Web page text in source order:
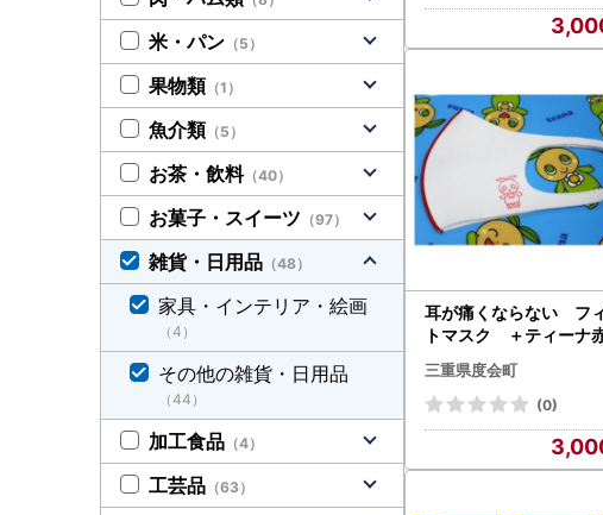
耳が痛くならない フ
トマスク ＋ティーナ
ライン入り Lサイズ 2
枚セット／ネイション産
三重県 度会町 伊勢
摩
三重県度会町
(0)
米・パン （5）
果物類 （1）
魚介類 （5）
お茶・飲料（40）
お菓子・スイーツ （97）
雑貨・日用品 （48）
家具・インテリア・絵画
（4）
その他の雑貨・日用品
（44）
加工食品 （4）
工芸品 （63）